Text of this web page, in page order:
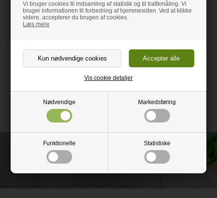
Vi bruger cookies til indsamling af statistik og til trafikmåling. Vi
bruger informationen til forbedring af hjemmesiden. Ved at klikke
videre, accepterer du brugen af cookies.
Læs mere
Nødvendige Markedsføring
Funktionelle Statistiske
Vis cookie detaljer
Montagevejledning